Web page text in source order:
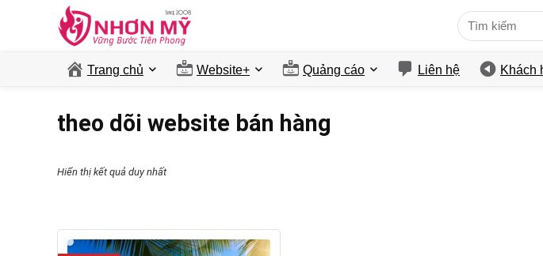
Trang chủ Website+ Quảng cáo Liên hệ Khách
theo dõi website bán hàng
Hiển thị kết quả duy nhất